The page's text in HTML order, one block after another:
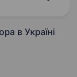
в Україні